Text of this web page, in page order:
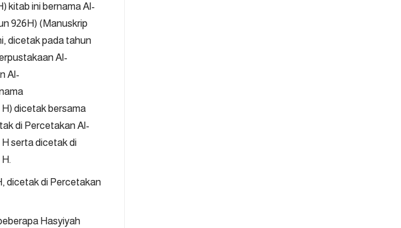
kitab ini bernama Al-
926H) (Manuskrip
dicetak pada tahun
Al-
Al-
dicetak bersama
di Percetakan Al-
serta dicetak di
dicetak di Percetakan
Hasyiyah